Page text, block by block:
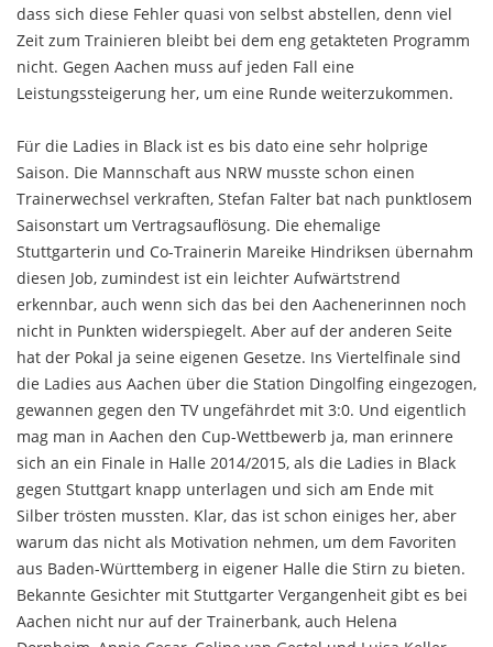
dass sich diese Fehler quasi von selbst abstellen, denn viel
Zeit zum Trainieren bleibt bei dem eng getakteten Programm
nicht. Gegen Aachen muss auf jeden Fall eine
Leistungssteigerung her, um eine Runde weiterzukommen.
Für die Ladies in Black ist es bis dato eine sehr holprige
Saison. Die Mannschaft aus NRW musste schon einen
Trainerwechsel verkraften, Stefan Falter bat nach punktlosem
Saisonstart um Vertragsauflösung. Die ehemalige
Stuttgarterin und Co-Trainerin Mareike Hindriksen übernahm
diesen Job, zumindest ist ein leichter Aufwärtstrend
erkennbar, auch wenn sich das bei den Aachenerinnen noch
nicht in Punkten widerspiegelt. Aber auf der anderen Seite
hat der Pokal ja seine eigenen Gesetze. Ins Viertelfinale sind
die Ladies aus Aachen über die Station Dingolfing eingezogen,
gewannen gegen den TV ungefährdet mit 3:0. Und eigentlich
mag man in Aachen den Cup-Wettbewerb ja, man erinnere
sich an ein Finale in Halle 2014/2015, als die Ladies in Black
gegen Stuttgart knapp unterlagen und sich am Ende mit
Silber trösten mussten. Klar, das ist schon einiges her, aber
warum das nicht als Motivation nehmen, um dem Favoriten
aus Baden-Württemberg in eigener Halle die Stirn zu bieten.
Bekannte Gesichter mit Stuttgarter Vergangenheit gibt es bei
Aachen nicht nur auf der Trainerbank, auch Helena